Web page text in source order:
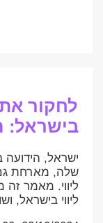
לחקור את
בישראל:
ישראל,
שלה, מארחת גם
ליווי. מאמר
ליווי בישראל,